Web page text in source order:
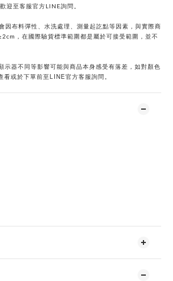
迎至客服官方LINE詢問。
因布料彈性、水洗處理、測量起訖點等因素，與實際商
，在國際驗貨標準範圍都是屬於可接受範圍，並不
示器不同等影響可能與商品本身感受有落差，如對顏色
看或於下單前至LINE官方客服詢問。